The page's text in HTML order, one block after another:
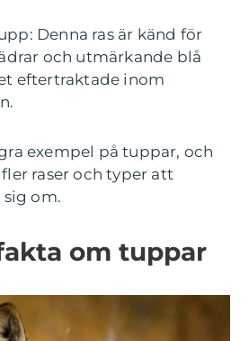
Denna ras är känd för
och utmärkande blå
eftertraktade inom
exempel på tuppar, och
raser och typer att
sig om.
om tuppar